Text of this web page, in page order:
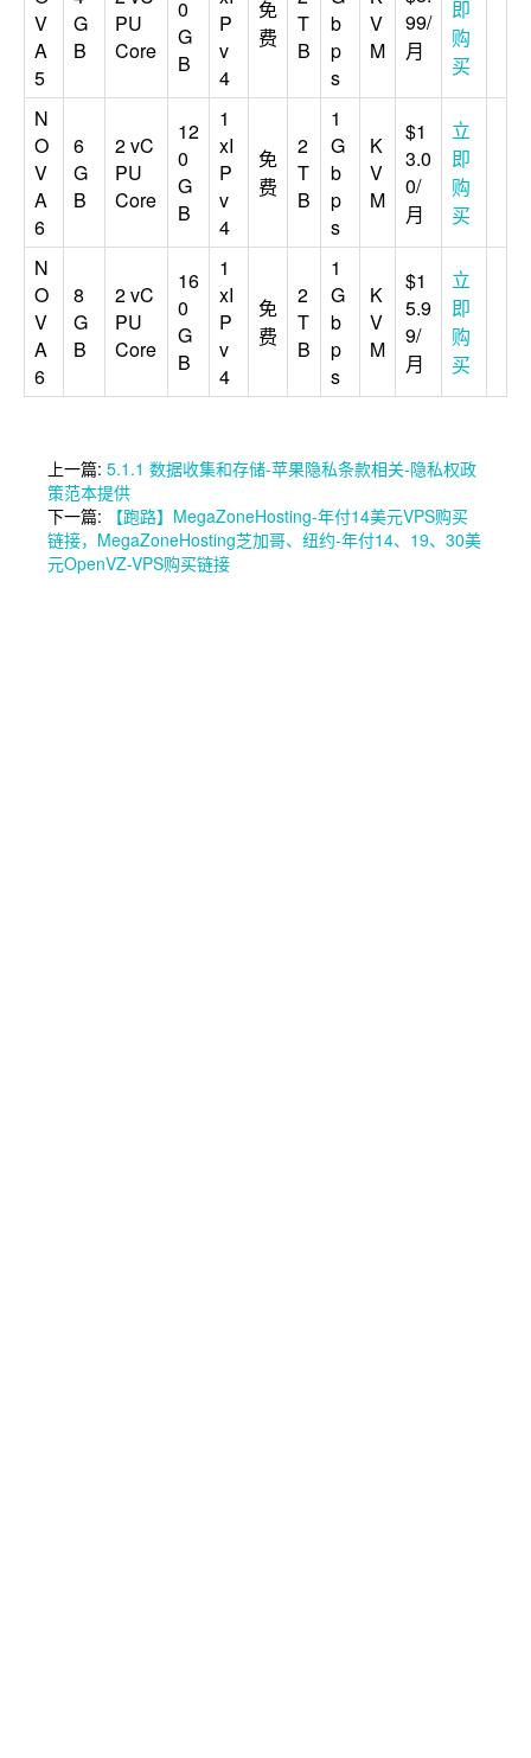
V
A
5
G
B
PU
Core
0
G
B
P
v
4
免
费
T
B
b
p
s
V
M
99/
月
即
购
买
N
O
V
A
6
6
G
B
2 vC
PU
Core
12
0
G
B
1
xI
P
v
4
免
费
2
T
B
1
G
b
p
s
K
V
M
$1
3.0
0/
月
立
即
购
买
N
O
V
A
6
8
G
B
2 vC
PU
Core
16
0
G
B
1
xI
P
v
4
免
费
2
T
B
1
G
b
p
s
K
V
M
$1
5.9
9/
月
立
即
购
买
上一篇: 5.1.1 数据收集和存储-苹果隐私条款相关-隐私权政
策范本提供
下一篇:
【跑路】MegaZoneHosting-年付14美元VPS购买
链接，MegaZoneHosting芝加哥、纽约-年付14、19、30美
元OpenVZ-VPS购买链接